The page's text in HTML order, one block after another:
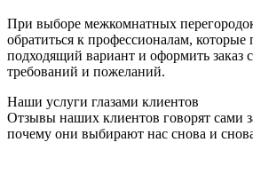
При выборе межкомнатных
обратиться к профессионалам, которые
подходящий вариант и оформить заказ
требований и пожеланий.
Наши услуги глазами клиентов
Отзывы наших клиентов говорят сами
почему они выбирают нас снова и